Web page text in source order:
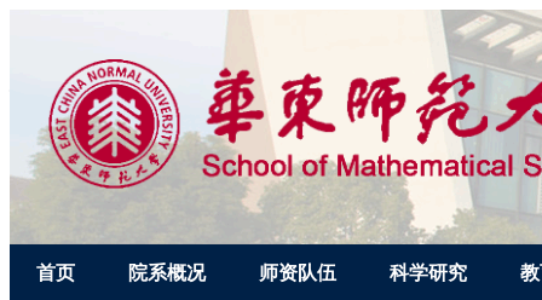
首页 院系概况 师资队伍 科学研究